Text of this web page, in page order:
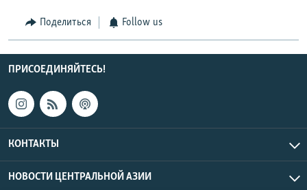
Поделиться Follow us
ПРИСОЕДИНЯЙТЕСЬ!
КОНТАКТЫ
НОВОСТИ ЦЕНТРАЛЬНОЙ АЗИИ